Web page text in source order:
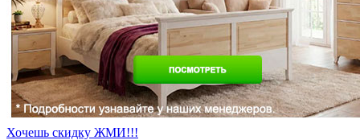
Хочешь скидку ЖМИ!!!